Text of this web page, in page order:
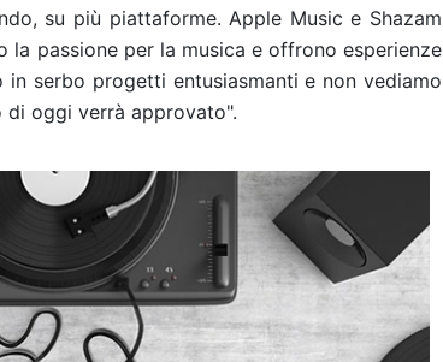
su più piattaforme. Apple Music e Shazam
passione per la musica e offrono esperienze
serbo progetti entusiasmanti e non vediamo
di oggi verrà approvato".